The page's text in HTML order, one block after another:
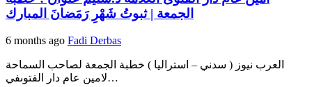
الجمعة | ثبوتُ شَهْرِ رَمَضانَ المبارك
6 months ago Fadi Derbas
العرب نيوز ( سدني – استراليا ) خطبة الجمعة لصاحب السماحة
لامين عام دار الفتوىفي…